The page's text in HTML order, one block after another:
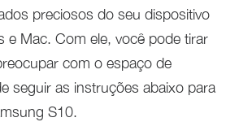
preciosos do seu dispositivo
e Mac. Com ele, você pode tirar
com o espaço de
seguir as instruções abaixo para
S10.